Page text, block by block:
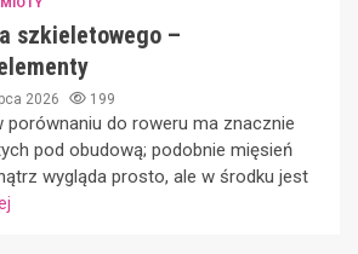
szkieletowego –
2026 199
porównaniu do roweru ma znacznie
pod obudową; podobnie mięsień
wygląda prosto, ale w środku jest